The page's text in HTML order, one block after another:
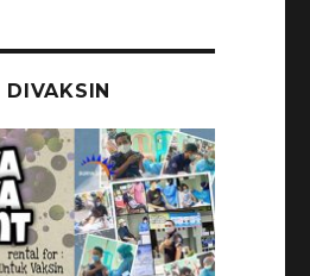
DIVAKSIN